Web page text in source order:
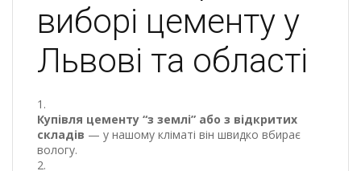
виборі цементу у
Львові та області
Купівля цементу “з землі” або з відкритих
складів — у нашому кліматі він швидко вбирає
вологу.